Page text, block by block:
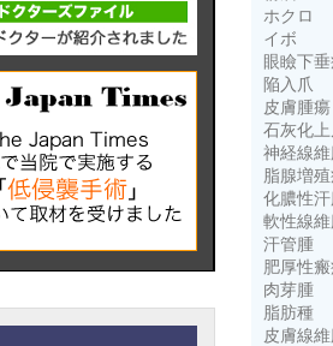
ホクロ
イボ
眼瞼下
陥入爪
皮膚腫瘍
石灰化
神経線
脂腺増
化膿性
軟性線
汗管腫
肥厚性
肉芽腫
脂肪種
皮膚線